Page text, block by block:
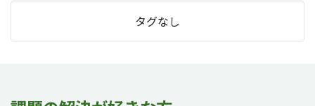
タグなし